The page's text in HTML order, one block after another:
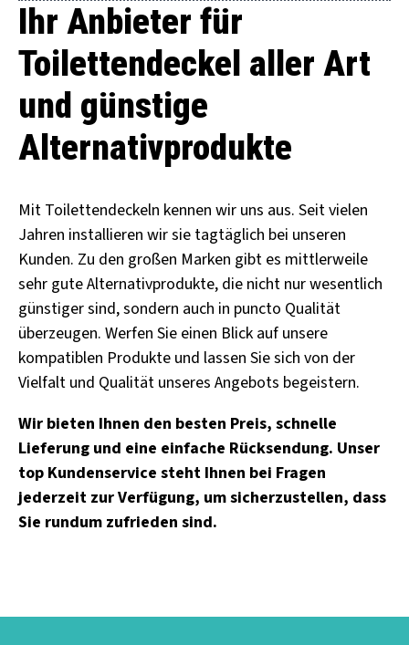
Ihr Anbieter für
Toilettendeckel aller Art
und günstige
Alternativprodukte
Mit Toilettendeckeln kennen wir uns aus. Seit vielen
Jahren installieren wir sie tagtäglich bei unseren
Kunden. Zu den großen Marken gibt es mittlerweile
sehr gute Alternativprodukte, die nicht nur wesentlich
günstiger sind, sondern auch in puncto Qualität
überzeugen. Werfen Sie einen Blick auf unsere
kompatiblen Produkte und lassen Sie sich von der
Vielfalt und Qualität unseres Angebots begeistern.
Wir bieten Ihnen den besten Preis, schnelle
Lieferung und eine einfache Rücksendung. Unser
top Kundenservice steht Ihnen bei Fragen
jederzeit zur Verfügung, um sicherzustellen, dass
Sie rundum zufrieden sind.